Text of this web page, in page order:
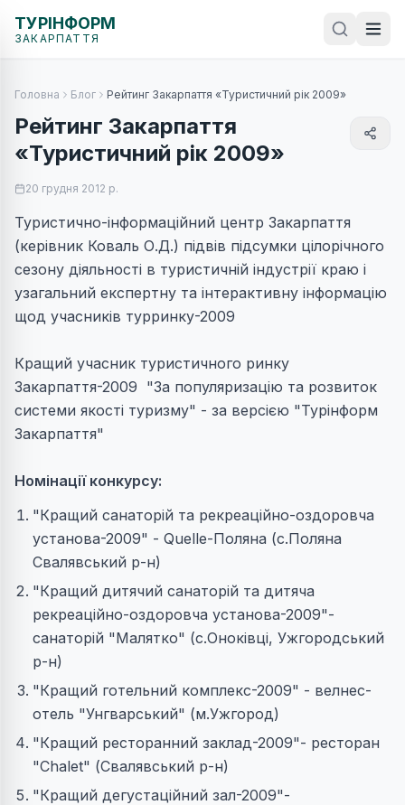
ТУРІНФОРМ
ЗАКАРПАТТЯ
Головна Блог Рейтинг Закарпаття «Туристичний рік 2009»
Рейтинг Закарпаття
«Туристичний рік 2009»
20 грудня 2012 р.
Туристично-інформаційний центр Закарпаття
(керівник Коваль О.Д.) підвів підсумки цілорічного
сезону діяльності в туристичній індустрії краю і
узагальний експертну та інтерактивну інформацію
щод учасників турринку-2009
Кращий учасник туристичного ринку
Закарпаття-2009 "За популяризацію та розвиток
системи якості туризму" - за версією "Турінформ
Закарпаття"
Номінації конкурсу:
"Кращий санаторій та рекреаційно-оздоровча
установа-2009" - Quelle-Поляна (с.Поляна
Свалявський р-н)
"Кращий дитячий санаторій та дитяча
рекреаційно-оздоровча установа-2009"-
санаторій "Малятко" (с.Оноківці, Ужгородський
р-н)
"Кращий готельний комплекс-2009" - велнес-
отель "Унгварський" (м.Ужгород)
"Кращий ресторанний заклад-2009"- ресторан
"Chalet" (Свалявський р-н)
"Кращий дегустаційний зал-2009"-